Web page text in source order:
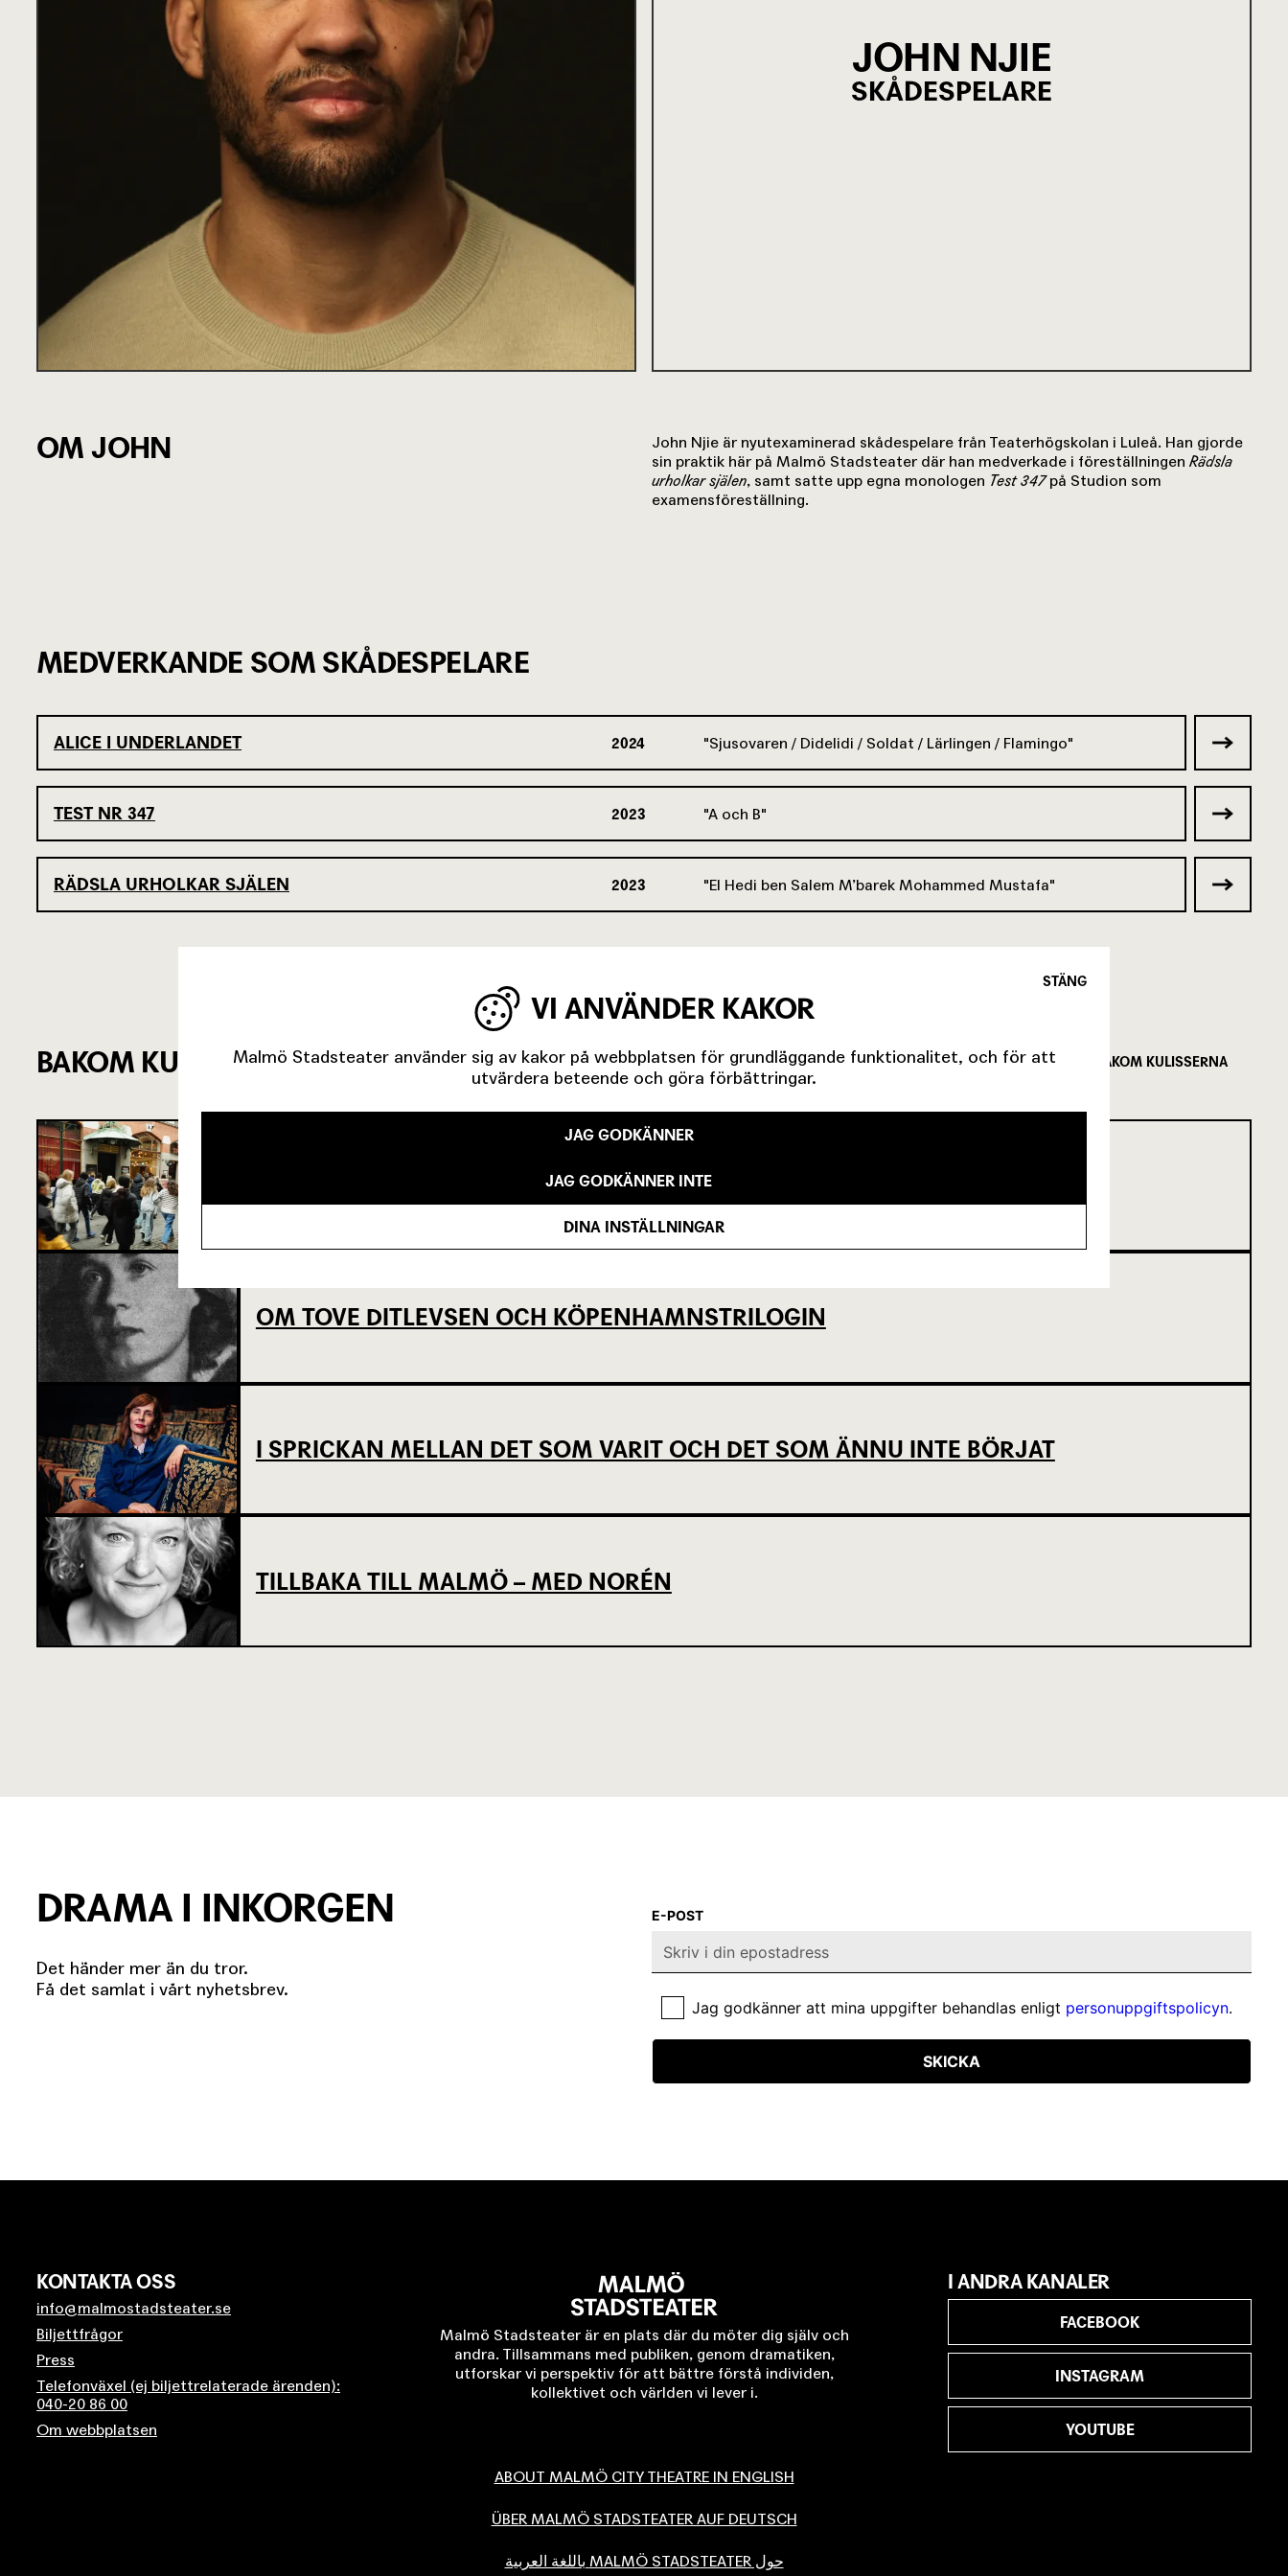
JOHN NJIE
SKÅDESPELARE
OM JOHN
John Njie är nyutexaminerad skådespelare från Teaterhögskolan i Luleå. Han gjorde
sin praktik här på Malmö Stadsteater där han medverkade i föreställningen Rädsla
urholkar själen, samt satte upp egna monologen Test 347på Studion som
examensföreställning.
MEDVERKANDE SOM SKÅDESPELARE
ALICE I UNDERLANDET 2024 Sjusovaren / Didelidi / Soldat / Lärlingen / Flamingo
TEST NR 347 2023 A och B
RÄDSLA URHOLKAR SJÄLEN 2023 El Hedi ben Salem M’barek Mohammed Mustafa
BAKOM KULISSERNA FÖLJ MED BAKOM KULISSERNA
SJU SUPERVIKTIGA MINUTER OM UNGAS RÄTT TILL SCENKONST
OM TOVE DITLEVSEN OCH KÖPENHAMNSTRILOGIN
I SPRICKAN MELLAN DET SOM VARIT OCH DET SOM ÄNNU INTE BÖRJAT
TILLBAKA TILL MALMÖ – MED NORÉN
DRAMA I INKORGEN
Det händer mer än du tror.
Få det samlat i vårt nyhetsbrev.
E-POST
Jag godkänner att mina uppgifter behandlas enligt personuppgiftspolicyn.
SKICKA
KONTAKTA OSS
info@malmostadsteater.se
Biljettfrågor
Press
Telefonväxel (ej biljettrelaterade ärenden):
040-20 86 00
Om webbplatsen
Malmö Stadsteater är en plats där du möter dig själv och
andra. Tillsammans med publiken, genom dramatiken,
utforskar vi perspektiv för att bättre förstå individen,
kollektivet och världen vi lever i.
ABOUT MALMÖ CITY THEATRE IN ENGLISH
ÜBER MALMÖ STADSTEATER AUF DEUTSCH
حول MALMÖ STADSTEATER باللغة العربية
I ANDRA KANALER
FACEBOOK
INSTAGRAM
YOUTUBE
STÄNG
VI ANVÄNDER KAKOR
Malmö Stadsteater använder sig av kakor på webbplatsen för grundläggande funktionalitet, och för att
utvärdera beteende och göra förbättringar.
JAG GODKÄNNER
JAG GODKÄNNER INTE
DINA INSTÄLLNINGAR